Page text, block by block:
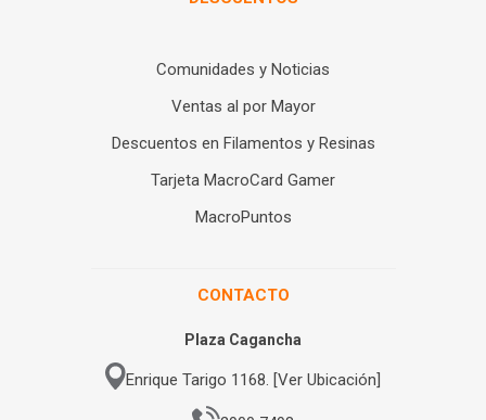
Comunidades y Noticias
Ventas al por Mayor
Descuentos en Filamentos y Resinas
Tarjeta MacroCard Gamer
MacroPuntos
CONTACTO
Plaza Cagancha
Enrique Tarigo 1168. [Ver Ubicación]